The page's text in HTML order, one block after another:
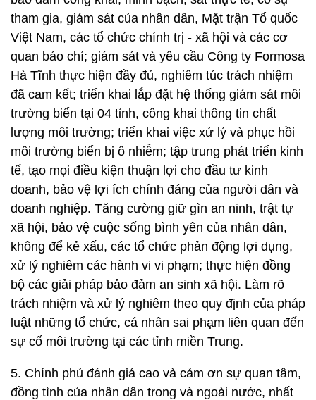
tham gia, giám sát của nhân dân, Mặt trận Tổ quốc
Việt Nam, các tổ chức chính trị - xã hội và các cơ
quan báo chí; giám sát và yêu cầu Công ty Formosa
Hà Tĩnh thực hiện đầy đủ, nghiêm túc trách nhiệm
đã cam kết; triển khai lắp đặt hệ thống giám sát môi
trường biển tại 04 tỉnh, công khai thông tin chất
lượng môi trường; triển khai việc xử lý và phục hồi
môi trường biển bị ô nhiễm; tập trung phát triển kinh
tế, tạo mọi điều kiện thuận lợi cho đầu tư kinh
doanh, bảo vệ lợi ích chính đáng của người dân và
doanh nghiệp. Tăng cường giữ gìn an ninh, trật tự
xã hội, bảo vệ cuộc sống bình yên của nhân dân,
không để kẻ xấu, các tổ chức phản động lợi dụng,
xử lý nghiêm các hành vi vi phạm; thực hiện đồng
bộ các giải pháp bảo đảm an sinh xã hội. Làm rõ
trách nhiệm và xử lý nghiêm theo quy định của pháp
luật những tổ chức, cá nhân sai phạm liên quan đến
sự cố môi trường tại các tỉnh miền Trung.
5. Chính phủ đánh giá cao và cảm ơn sự quan tâm,
đồng tình của nhân dân trong và ngoài nước, nhất